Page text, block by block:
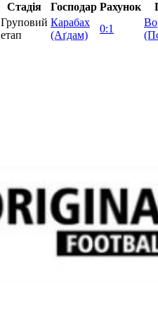
Стадія Господар Рахунок
Груповий
етап
Карабах
(Аґдам)
0:1